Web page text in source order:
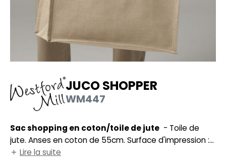
DE SERIE
VISIBILITE
YOUR BRAND
SI ON L'APPELAIT FRANCIS
JUCO SHOPPER
WM447
Sac shopping en coton/toile de jute
jute. Anses en coton de 55cm. Surface d'impression :
34x24cm.
Lire la suite